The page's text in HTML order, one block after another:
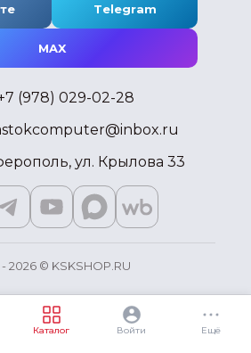
Каталог Войти Ещё
Telegram
MAX
(978) 029-02-28
ул. Крылова 33
- 2026 © KSKSHOP.RU